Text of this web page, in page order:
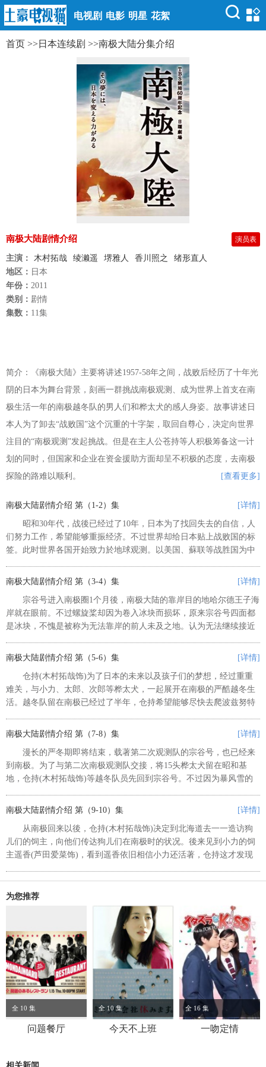
电视剧 电影 明星 花絮
首页 >>日本连续剧 >>南极大陆分集介绍
南极大陆剧情介绍 演员表
主演： 木村拓哉 绫濑遥 堺雅人 香川照之
绪形直人
地区： 日本
年份： 2011
类别： 剧情
集数： 11集
简介：《南极大陆》主要将讲述1957-58年之间，战败后经历了十年光
阴的日本为舞台背景，刻画一群挑战南极观测、成为世界上首支在南
极生活一年的南极越冬队的男人们和桦太犬的感人身姿。故事讲述日
本人为了卸去“战败国”这个沉重的十字架，取回自尊心，决定向世界
注目的“南极观测”发起挑战。但是在主人公苍持等人积极筹备这一计
划的同时，但国家和企业在资金援助方面却呈不积极的态度，去南极
探险的路难以顺利。
[查看更多]
南极大陆剧情介绍 第（1-2）集 [详情]
昭和30年代，战後已经过了10年，日本为了找回失去的自信，人
们努力工作，希望能够重振经济。不过世界却给日本贴上战败国的标
签。此时世界各国开始致力於地球观测。以美国、蘇联等战胜国为中
测。代表日本去参加会议的白崎...
南极大陆剧情介绍 第（3-4）集 [详情]
宗谷号进入南极圈1个月後，南极大陆的靠岸目的地哈尔德王子海
岸就在眼前。不过螺旋桨却因为卷入冰块而损坏，原来宗谷号四面都
是冰块，不愧是被称为无法靠岸的前人未及之地。认为无法继续接近
登陆南极大陆......
南极大陆剧情介绍 第（5-6）集 [详情]
仓持(木村拓哉饰)为了日本的未来以及孩子们的梦想，经过重重
难关，与小力、太郎、次郎等桦太犬，一起展开在南极的严酷越冬生
活。越冬队留在南极已经过了半年，仓持希望能够尽快去爬波兹努特
为太危险，因此非常反对。不...
南极大陆剧情介绍 第（7-8）集 [详情]
漫长的严冬期即将结束，载著第二次观测队的宗谷号，也已经来
到南极。为了与第二次南极观测队交接，将15头桦太犬留在昭和基
地，仓持(木村拓哉饰)等越冬队员先回到宗谷号。不过因为暴风雪的
只好先到安全的地点避难。因为...
南极大陆剧情介绍 第（9-10）集 [详情]
从南极回来以後，仓持(木村拓哉饰)决定到北海道去一一造访狗
儿们的饲主，向他们传达狗儿们在南极时的状况。後来见到小力的饲
主遥香(芦田爱菜饰)，看到遥香依旧相信小力还活著，仓持这才发现
促成第三次南极观察队成立，...
为您推荐
全 10 集
问题餐厅
全 10 集
今天不上班
全 16 集
一吻定情